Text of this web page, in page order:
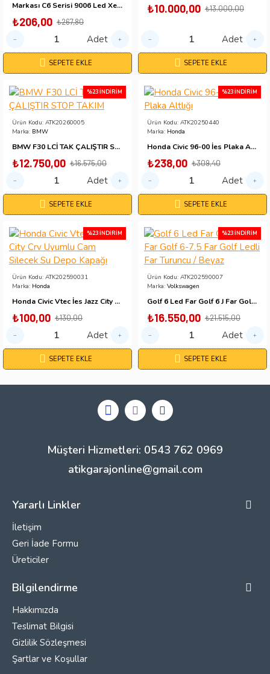
Markası C6 Serisi 9006 Led Xenon Far Ampülü Şimşek Etkili 5800Lm Chip On Board 6000K Kar Beyazı
₺206,00 ₺267,80
Adet
SEPETE EKLE
₺10.000,00 ₺13.000,00
Adet
SEPETE EKLE
%23 İNDIRIM
Ürün Kodu: ATK20260005
Marka: BMW
BMW F30 LCİ TAK ÇALIŞTIR STOP TAKIM
₺12.750,00 ₺16.575,00
Adet
SEPETE EKLE
%23 İNDIRIM
Ürün Kodu: ATK20250440
Marka: Honda
Honda Civic 96-00 İes Plaka Altlığı
₺238,00 ₺309,40
Adet
SEPETE EKLE
%23 İNDIRIM
Ürün Kodu: ATK202590031
Marka: Honda
Honda Civic Vtec İes Jazz City Crv Uyumlu Cam Silecek Su Depo Kapağı
₺100,00 ₺130,00
Adet
SEPETE EKLE
%23 İNDIRIM
Ürün Kodu: ATK202590007
Marka: Volkswagen
Golf 6 Led Far Golf 6 J Far Golf 6-7.5 Far Golf Ledli Far Turuncu / Beyaz
₺16.550,00 ₺21.515,00
Adet
SEPETE EKLE
Müşteri Hizmetleri: 0543 762 0969
atikgarajonline@gmail.com
Yararlı Linkler
İletişim
Geri İade Formu
Üreticiler
Bilgilendirme
Hakkımızda
Teslimat Bilgisi
Gizlilik Sözleşmesi
Şartlar ve Koşullar